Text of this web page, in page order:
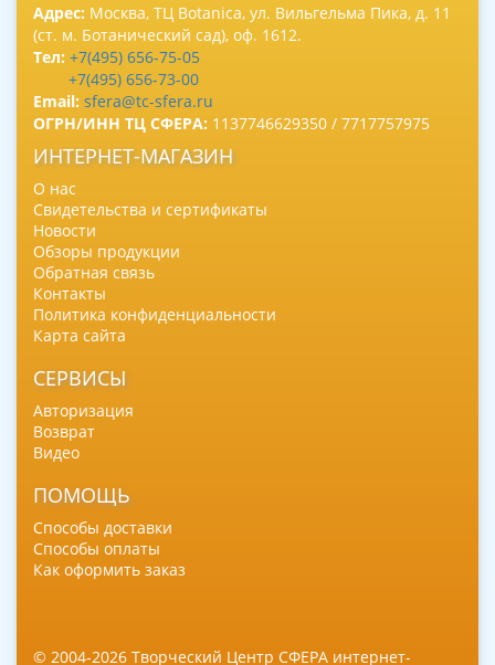
Адрес: Москва, ТЦ Botanica, ул. Вильгельма Пика, д. 11
(ст. м. Ботанический сад), оф. 1612.
Тел: +7(495) 656-75-05
+7(495) 656-73-00
Email: sfera@tc-sfera.ru
ОГРН/ИНН ТЦ СФЕРА: 1137746629350 / 7717757975
ИНТЕРНЕТ-МАГАЗИН
О нас
Свидетельства и сертификаты
Новости
Обзоры продукции
Обратная связь
Контакты
Политика конфиденциальности
Карта сайта
СЕРВИСЫ
Авторизация
Возврат
Видео
ПОМОЩЬ
Способы доставки
Способы оплаты
Как оформить заказ
© 2004-2026 Творческий Центр СФЕРА интернет-